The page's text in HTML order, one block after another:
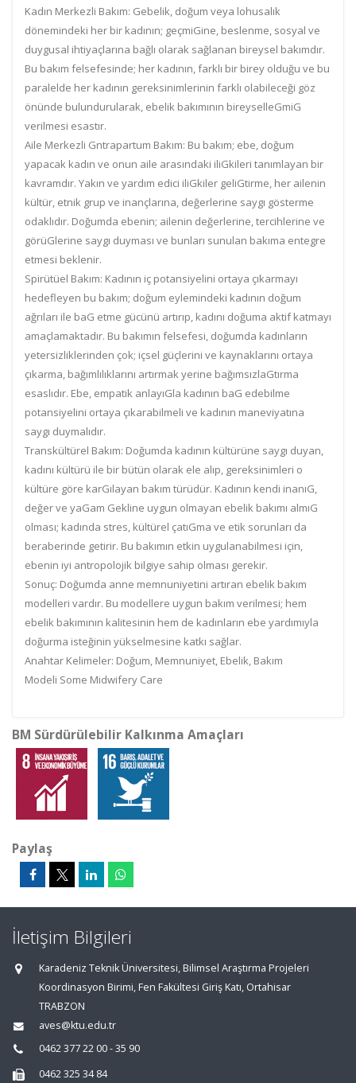
Kadın Merkezli Bakım: Gebelik, doğum veya lohusalık
dönemindeki her bir kadının; geçmiGine, beslenme, sosyal ve
duygusal ihtiyaçlarına bağlı olarak sağlanan bireysel bakımdır.
Bu bakım felsefesinde; her kadının, farklı bir birey olduğu ve bu
paralelde her kadının gereksinimlerinin farklı olabileceği göz
önünde bulundurularak, ebelik bakımının bireyselleGmiG
verilmesi esastır.
Aile Merkezli Gntrapartum Bakım: Bu bakım; ebe, doğum
yapacak kadın ve onun aile arasındaki iliGkileri tanımlayan bir
kavramdır. Yakın ve yardım edici iliGkiler geliGtirme, her ailenin
kültür, etnik grup ve inançlarına, değerlerine saygı gösterme
odaklıdır. Doğumda ebenin; ailenin değerlerine, tercihlerine ve
görüGlerine saygı duyması ve bunları sunulan bakıma entegre
etmesi beklenir.
Spirütüel Bakım: Kadının iç potansiyelini ortaya çıkarmayı
hedefleyen bu bakım; doğum eylemindeki kadının doğum
ağrıları ile baG etme gücünü artırıp, kadını doğuma aktif katmayı
amaçlamaktadır. Bu bakımın felsefesi, doğumda kadınların
yetersizliklerinden çok; içsel güçlerini ve kaynaklarını ortaya
çıkarma, bağımlılıklarını artırmak yerine bağımsızlaGtırma
esaslıdır. Ebe, empatik anlayıGla kadının baG edebilme
potansiyelini ortaya çıkarabilmeli ve kadının maneviyatına
saygı duymalıdır.
Transkültürel Bakım: Doğumda kadının kültürüne saygı duyan,
kadını kültürü ile bir bütün olarak ele alıp, gereksinimleri o
kültüre göre karGılayan bakım türüdür. Kadının kendi inanıG,
değer ve yaGam Gekline uygun olmayan ebelik bakımı almıG
olması; kadında stres, kültürel çatıGma ve etik sorunları da
beraberinde getirir. Bu bakımın etkin uygulanabilmesi için,
ebenin iyi antropolojik bilgiye sahip olması gerekir.
Sonuç: Doğumda anne memnuniyetini artıran ebelik bakım
modelleri vardır. Bu modellere uygun bakım verilmesi; hem
ebelik bakımının kalitesinin hem de kadınların ebe yardımıyla
doğurma isteğinin yükselmesine katkı sağlar.
Anahtar Kelimeler: Doğum, Memnuniyet, Ebelik, Bakım
Modeli Some Midwifery Care
BM Sürdürülebilir Kalkınma Amaçları
Paylaş
İletişim Bilgileri
Karadeniz Teknik Üniversitesi, Bilimsel Araştırma Projeleri
Koordinasyon Birimi, Fen Fakültesi Giriş Katı, Ortahisar
TRABZON
aves@ktu.edu.tr
0462 377 22 00 - 35 90
0462 325 34 84